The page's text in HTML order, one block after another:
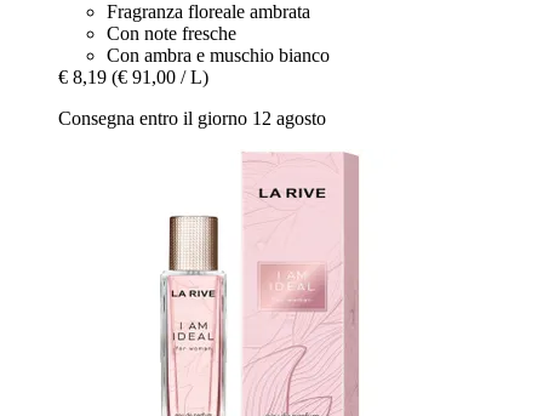
Fragranza floreale ambrata
Con note fresche
Con ambra e muschio bianco
€ 8,19 (€ 91,00 / L)
Consegna entro il giorno 12 agosto